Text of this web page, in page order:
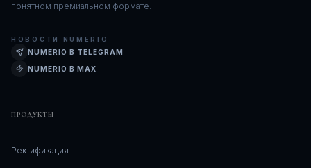
понятном премиальном формате.
НОВОСТИ NUMERIO
NUMERIO В TELEGRAM
NUMERIO В MAX
ПРОДУКТЫ
Ректификация